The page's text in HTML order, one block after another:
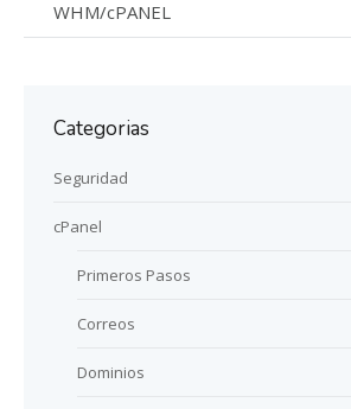
WHM/cPANEL
Categorias
Seguridad
cPanel
Primeros Pasos
Correos
Dominios